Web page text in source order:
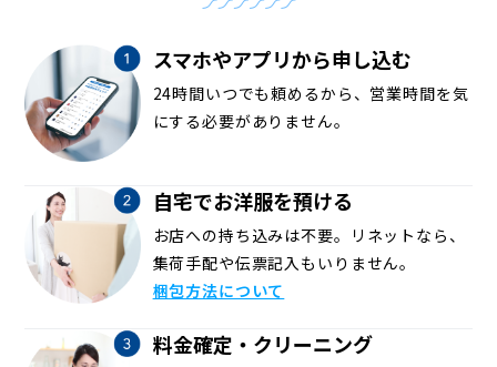
スマホやアプリから申し込む
24時間いつでも頼めるから、営業時間を気
にする必要がありません。
自宅でお洋服を預ける
お店への持ち込みは不要。リネットなら、
集荷手配や伝票記入もいりません。
梱包方法について
料金確定・クリーニング